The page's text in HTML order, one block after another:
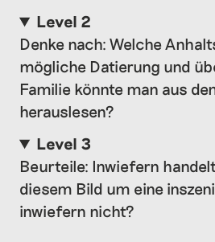
Level 2
Denke nach: Welche
mögliche Datierung und
Familie könnte man aus
herauslesen?
Level 3
Beurteile: Inwiefern
diesem Bild um eine
inwiefern nicht?